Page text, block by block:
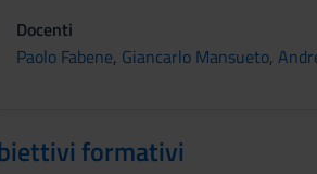
Docenti
Paolo Fabene, Giancarlo Mansueto,
formativi